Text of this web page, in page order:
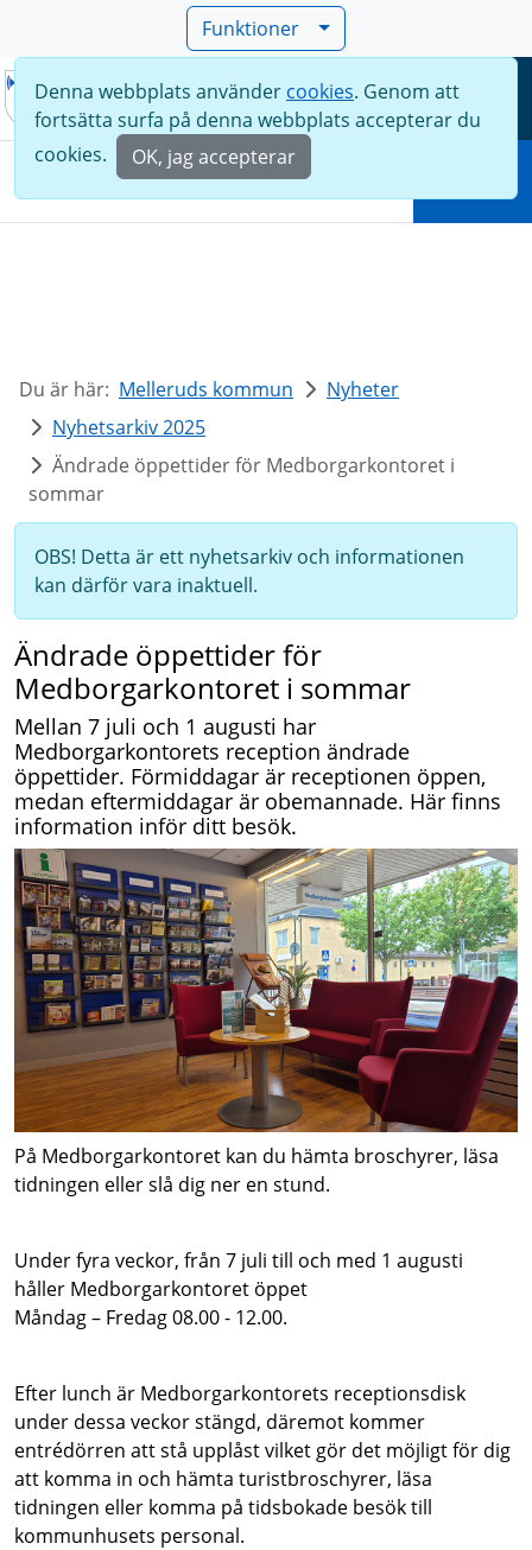
Funktioner
Meny
Denna webbplats använder cookies. Genom att
fortsätta surfa på denna webbplats accepterar du
cookies.
OK, jag accepterar
Du är här: Melleruds kommun
Nyheter
Nyhetsarkiv 2025
Ändrade öppettider för Medborgarkontoret i
sommar
OBS! Detta är ett nyhetsarkiv och informationen
kan därför vara inaktuell.
Ändrade öppettider för
Medborgarkontoret i sommar
Mellan 7 juli och 1 augusti har
Medborgarkontorets reception ändrade
öppettider. Förmiddagar är receptionen öppen,
medan eftermiddagar är obemannade. Här finns
information inför ditt besök.
På Medborgarkontoret kan du hämta broschyrer, läsa
tidningen eller slå dig ner en stund.
Under fyra veckor, från 7 juli till och med 1 augusti
håller Medborgarkontoret öppet
Måndag – Fredag 08.00 - 12.00.
Efter lunch är Medborgarkontorets receptionsdisk
under dessa veckor stängd, däremot kommer
entrédörren att stå upplåst vilket gör det möjligt för dig
att komma in och hämta turistbroschyrer, läsa
tidningen eller komma på tidsbokade besök till
kommunhusets personal.